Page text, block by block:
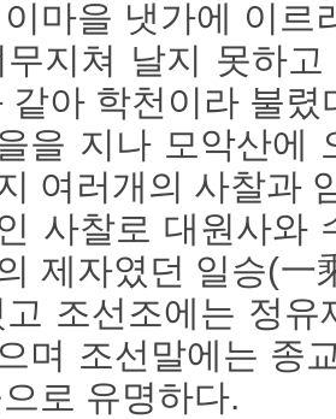
마을 냇가에 이르
무지쳐 날지 못하
같아 학천이라 불
을 지나 모악산에
여러개의 사찰과
사찰로 대원사와
제자였던 일승(
조선조에는 정
며 조선말에는 종
로 유명하다.